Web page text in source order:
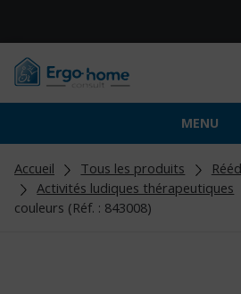
MENU
Accueil Tous les produits
Activités ludiques thérapeutiques
couleurs (Réf. : 843008)